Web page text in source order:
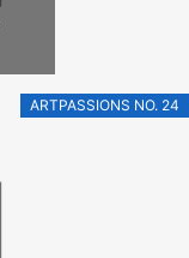
ARTPASSIONS NO. 24